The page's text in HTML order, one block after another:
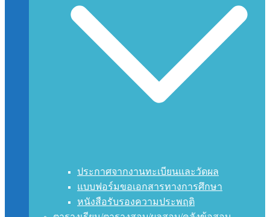
ประกาศจากงานทะเบียนและวัดผล
แบบฟอร์มขอเอกสารทางการศึกษา
หนังสือรับรองความประพฤติ